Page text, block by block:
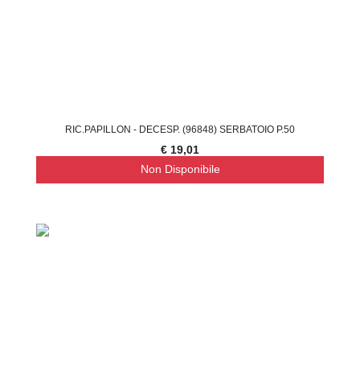
RIC.PAPILLON - DECESP. (96848) SERBATOIO P.50
€ 19,01
Non Disponibile